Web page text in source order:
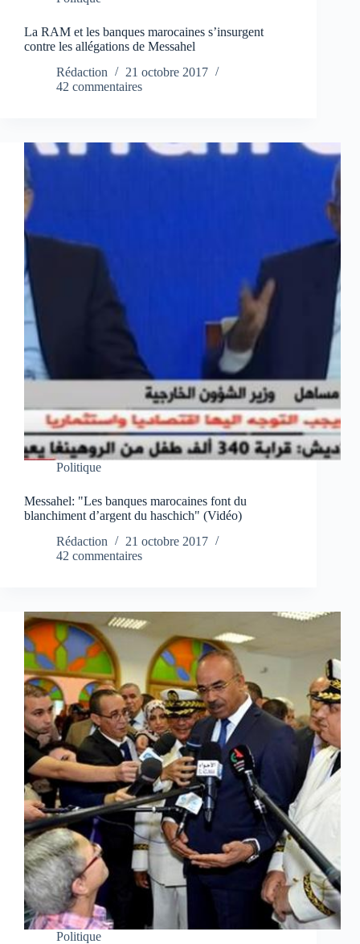
La RAM et les banques marocaines s’insurgent
contre les allégations de Messahel
Rédaction
21 octobre 2017
42 commentaires
Politique
Messahel: "Les banques marocaines font du
blanchiment d’argent du haschich" (Vidéo)
Rédaction
21 octobre 2017
42 commentaires
Politique